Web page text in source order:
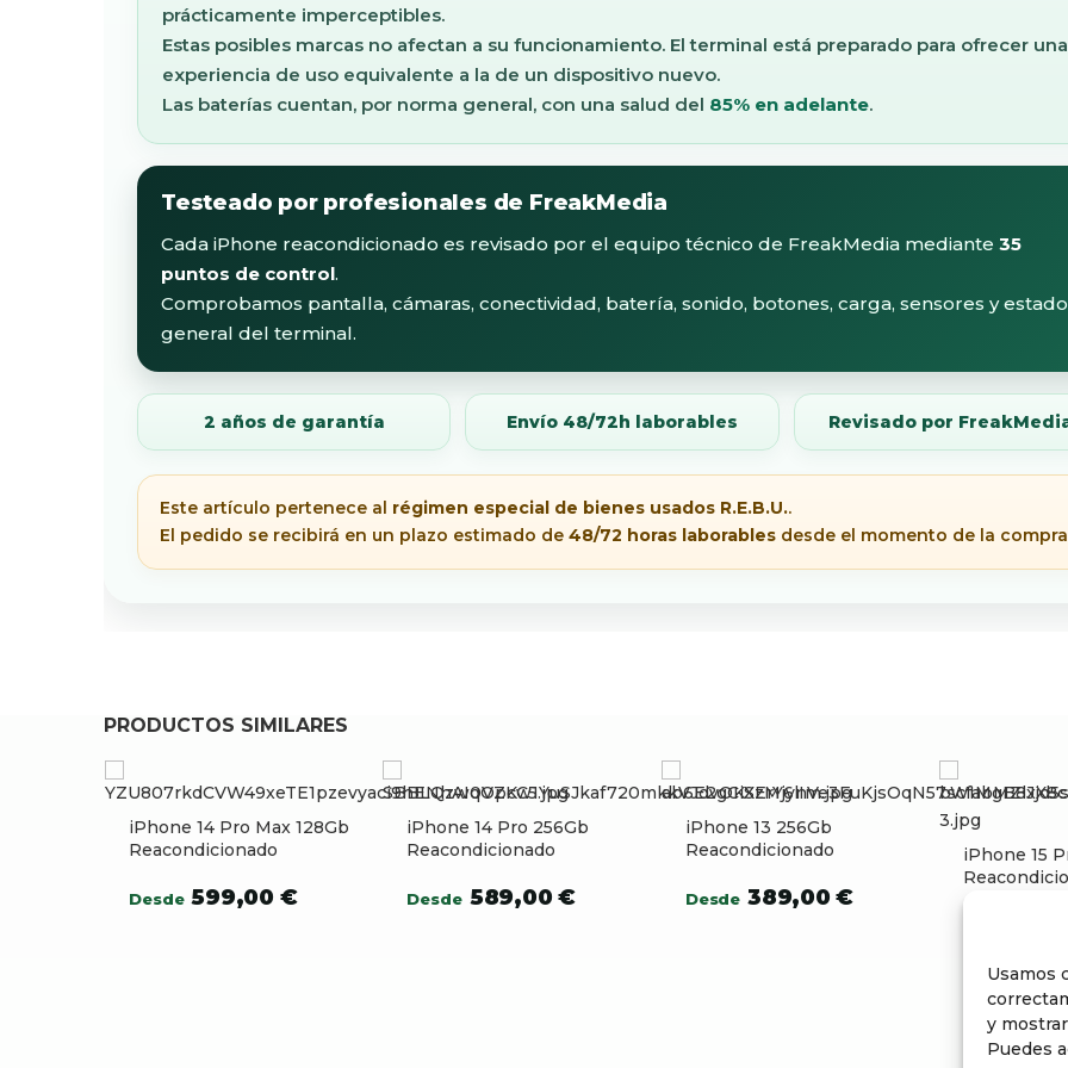
Usamos
y
Puedes
prácticamente imperceptibles.
Estas posibles marcas no afectan a su funcionamiento. El terminal está preparado para ofrecer una
experiencia de uso equivalente a la de un dispositivo nuevo.
Las baterías cuentan, por norma general, con una salud del 85% en adelante.
Testeado por profesionales de FreakMedia
Cada iPhone reacondicionado es revisado por el equipo técnico de FreakMedia mediante 35
puntos de control.
Comprobamos pantalla, cámaras, conectividad, batería, sonido, botones, carga, sensores y estado
general del terminal.
2 años de garantía Envío 48/72h laborables Revisado por
Este artículo pertenece al régimen especial de bienes usados R.E.B.U..
El pedido se recibirá en un plazo estimado de 48/72 horas laborables desde el momento de la
PRODUCTOS SIMILARES
iPhone 14 Pro Max 128Gb
Reacondicionado
Desde 599,00 €
iPhone 14 Pro 256Gb
Reacondicionado
Desde 589,00€
iPhone 13 256Gb
Reacondicionado
Desde 389,00€
iPhone 15